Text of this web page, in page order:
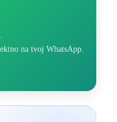
na tvoj WhatsApp.